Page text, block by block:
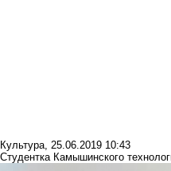
Культура, 25.06.2019 10:43
Студентка Камышинского